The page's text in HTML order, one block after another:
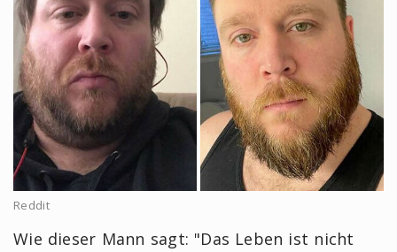
Reddit
Wie dieser Mann sagt: "Das Leben ist nicht